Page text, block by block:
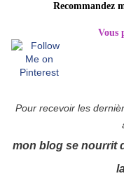
Recommandez
Vous
Pour recevoir les
mon blog se nourrit